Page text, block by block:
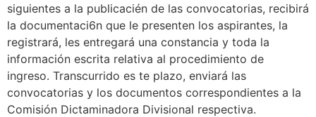
siguientes a la publicacién de las convocatorias, recibirá
la documentaci6n que le presenten los aspirantes, la
registrará, les entregará una constancia y toda la
información escrita relativa al procedimiento de
ingreso. Transcurrido es te plazo, enviará las
convocatorias y los documentos correspondientes a la
Comisión Dictaminadora Divisional respectiva.